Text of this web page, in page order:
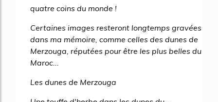
quatre coins du monde !
Certaines images resteront longtemps gravées
dans ma mémoire, comme celles des dunes de
Merzouga, réputées pour être les plus belles du
Maroc...
Les dunes de Merzouga